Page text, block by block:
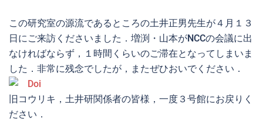
この研究室の源流であるところの土井正男先生が４月１３
日にご来訪くださいました．増渕・山本がNCCの会議に出
なければならず，１時間くらいのご滞在となってしまいま
した．非常に残念でしたが，またぜひおいでください．
旧コウリキ，土井研関係者の皆様，一度３号館にお戻りく
ださい．